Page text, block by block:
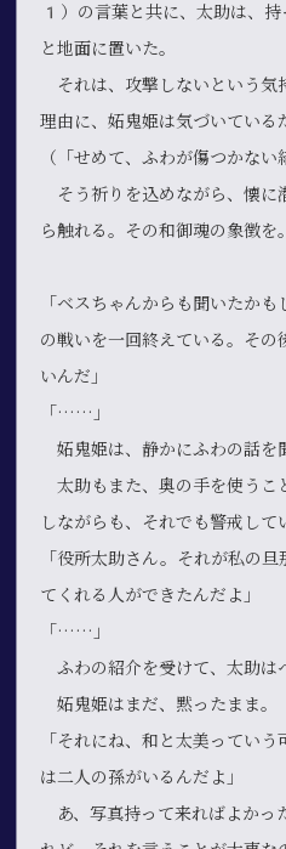
1）の言葉と共に、太助は、持
と地面に置いた。
それは、攻撃しないという
理由に、妬鬼姫は気づいている
（「せめて、ふわが傷つかな
そう祈りを込めながら、懐に
ら触れる。その和御魂の象徴を。
「ベスちゃんからも聞いたか
の戦いを一回終えている。その
いんだ」
「……」
妬鬼姫は、静かにふわの話を
太助もまた、奥の手を使うこ
しながらも、それでも警戒して
「役所太助さん。それが私の
てくれる人ができたんだよ」
「……」
ふわの紹介を受けて、太助は
妬鬼姫はまだ、黙ったまま。
「それにね、和と太美ってい
は二人の孫がいるんだよ」
あ、写真持って来ればよかっ